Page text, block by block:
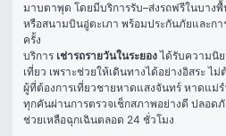
มาบตาพุด โดยมีบริการรับ–ส่งรถฟรีในบางพื้
หรือสนามบินอู่ตะเภา พร้อมประกันภัยและก
ครั้ง
บริการ เช่ารถรายวันในระยอง ได้รับความนิ
เที่ยว เพราะช่วยให้เดินทางได้อย่างอิสระ ไ
ผู้ที่ต้องการเที่ยวชายหาดแสงจันทร์ หาดแม่ร
ทุกคันผ่านการตรวจเช็กสภาพอย่างดี ปลอด
ช่วยเหลือฉุกเฉินตลอด 24 ชั่วโมง